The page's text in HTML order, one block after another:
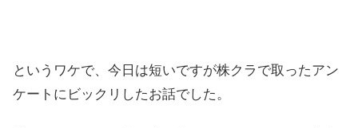
というワケで、今日は短いですが株クラで取ったアン
ケートにビックリしたお話でした。